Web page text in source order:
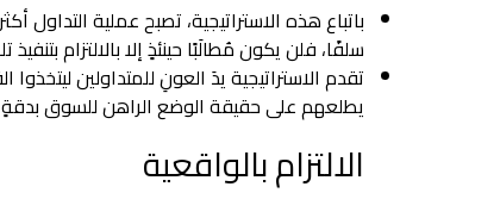
باتباع هذه الاستراتيجية، تصبح عملية
سلفًا، فلن يكون مُطالَبًا حينئذٍ إلا بالالتزام
تقدم الاستراتيجية يدَ العونِ للمتداولين ليتخذوا
يطلعهم على حقيقة الوضع الراهن للسوق
الالتزام بالواقعية